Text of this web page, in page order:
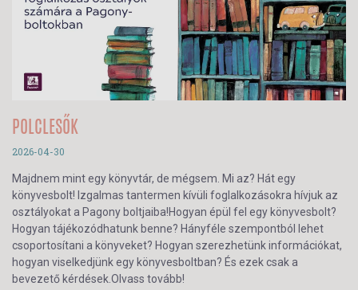
POLCLESŐK
2026-04-30
Majdnem mint egy könyvtár, de mégsem. Mi az? Hát egy
könyvesbolt! Izgalmas tantermen kívüli foglalkozásokra hívjuk az
osztályokat a Pagony boltjaiba!Hogyan épül fel egy könyvesbolt?
Hogyan tájékozódhatunk benne? Hányféle szempontból lehet
csoportosítani a könyveket? Hogyan szerezhetünk információkat,
hogyan viselkedjünk egy könyvesboltban? És ezek csak a
bevezető kérdések.Olvass tovább!